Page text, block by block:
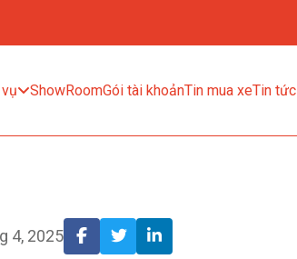
ShowRoomGói tài khoảnTin mua xeTin tức
4, 2025